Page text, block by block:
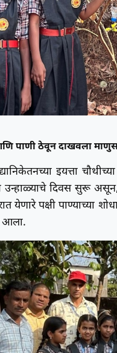
पाणी ठेवून दाखवला
इयत्ता
उन्हाळ्याचे दिवस सुरू
येणारे पक्षी पाण्याच्या
आला.